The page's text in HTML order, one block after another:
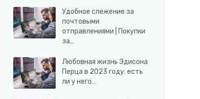
Удобное слежение за
почтовыми
отправлениями | Покупки
за…
Любовная жизнь Эдисона
Перца в 2023 году: есть
ли у него…